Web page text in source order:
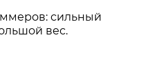
сильный
вес.